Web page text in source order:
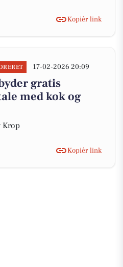
Kopiér link
17-02-2026 20:09
gratis
med kok og
Krop
Kopiér link